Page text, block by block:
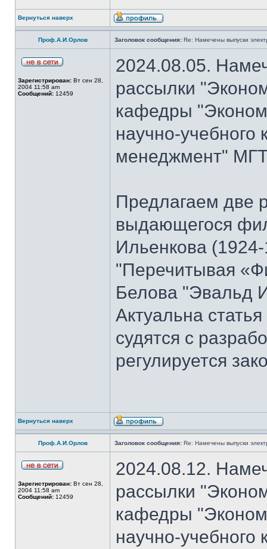
Вернуться наверх
Проф.А.И.Орлов Заголовок сообщения: Re: Намечены выпуски
Зарегистрирован: Вт сен 28,
2004 11:58 am
Сообщений: 12459
2024.08.05.
рассылки
кафедры
научно-
менеджмент"
Предлагаем две
выдающегося
Ильенкова
"Перечитывая
Белова "Эвальд
Актуальна
судятся с
регулируется
Вернуться наверх
Проф.А.И.Орлов Заголовок сообщения: Re: Намечены выпуски
Зарегистрирован: Вт сен 28,
2004 11:58 am
Сообщений: 12459
2024.08.12.
рассылки
кафедры
научно-